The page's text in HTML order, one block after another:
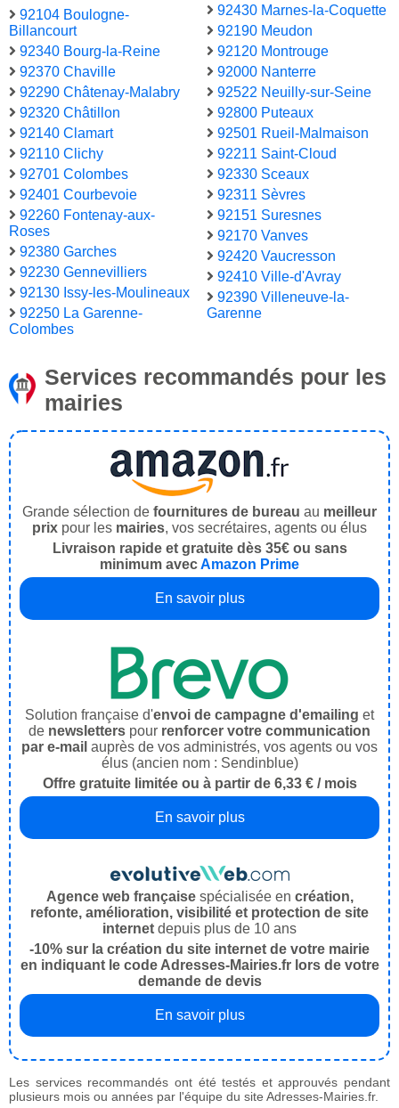
92104 Boulogne-
Billancourt
92340 Bourg-la-Reine
92370 Chaville
92290 Châtenay-Malabry
92320 Châtillon
92140 Clamart
92110 Clichy
92701 Colombes
92401 Courbevoie
92260 Fontenay-aux-
Roses
92380 Garches
92230 Gennevilliers
92130 Issy-les-Moulineaux
92250 La Garenne-
Colombes
92430 Marnes-la-Coquette
92190 Meudon
92120 Montrouge
92000 Nanterre
92522 Neuilly-sur-Seine
92800 Puteaux
92501 Rueil-Malmaison
92211 Saint-Cloud
92330 Sceaux
92311 Sèvres
92151 Suresnes
92170 Vanves
92420 Vaucresson
92410 Ville-d'Avray
92390 Villeneuve-la-
Garenne
Services recommandés pour les
mairies
Grande sélection de fournitures de bureau au meilleur
prix pour les mairies, vos secrétaires, agents ou élus
Livraison rapide et gratuite dès 35€ ou sans
minimum avecAmazon Prime
En savoir plus
Solution française d'envoi de campagne d'emailing et
de newsletters pour renforcer votre communication
par e-mail auprès de vos administrés, vos agents ou vos
élus (ancien nom : Sendinblue)
Offre gratuite limitée ou à partir de 6,33 € / mois
En savoir plus
Agence web françaisespécialisée en création,
refonte, amélioration, visibilité et protection de site
internet depuis plus de 10 ans
-10% sur la création du site internet de votre mairie
en indiquant le code Adresses-Mairies.fr lors de votre
demande de devis
En savoir plus
Les services recommandés ont été testés et approuvés pendant
plusieurs mois ou années par l'équipe du site Adresses-Mairies.fr.